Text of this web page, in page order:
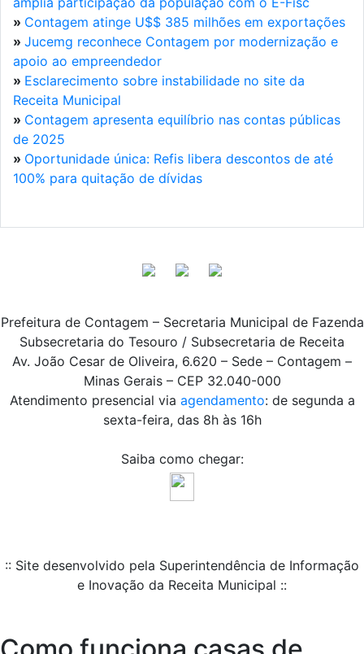
» Contagem atinge U$$ 385 milhões em exportações
» Jucemg reconhece Contagem por modernização e
apoio ao empreendedor
» Esclarecimento sobre instabilidade no site da
Receita Municipal
» Contagem apresenta equilíbrio nas contas públicas
de 2025
» Oportunidade única: Refis libera descontos de até
100% para quitação de dívidas
Prefeitura de Contagem – Secretaria Municipal de Fazenda
Subsecretaria do Tesouro / Subsecretaria de Receita
Av. João Cesar de Oliveira, 6.620 – Sede – Contagem –
Minas Gerais – CEP 32.040-000
Atendimento presencial via agendamento: de segunda a
sexta-feira, das 8h às 16h
Saiba como chegar:
:: Site desenvolvido pela Superintendência de Informação
e Inovação da Receita Municipal ::